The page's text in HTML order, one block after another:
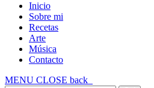
Inicio
Sobre mi
Recetas
Arte
Música
Contacto
MENU CLOSE back